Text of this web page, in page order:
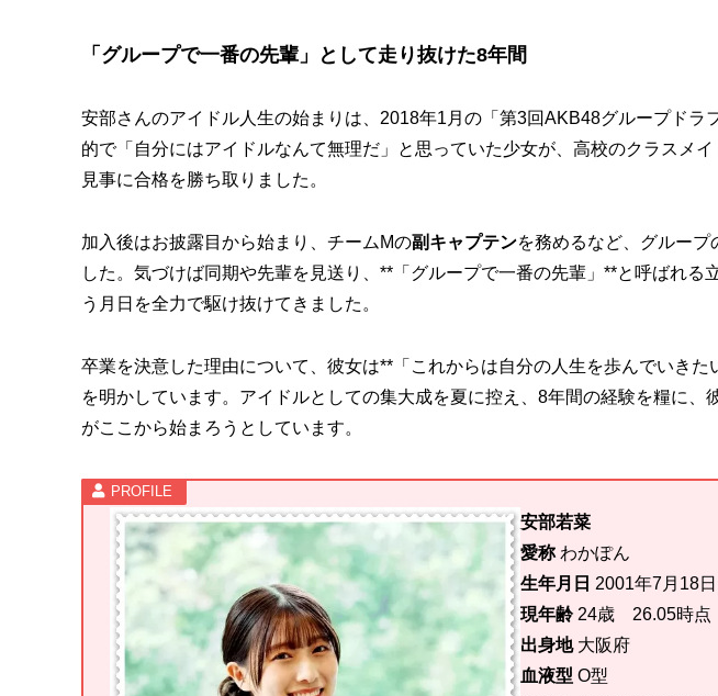
「グループで一番の先輩」として走り抜けた8年間
安部さんのアイドル人生の始まりは、2018年1月の「第3回AKB48グループドラ
的で「自分にはアイドルなんて無理だ」と思っていた少女が、高校のクラスメイ
見事に合格を勝ち取りました。
加入後はお披露目から始まり、チームMの副キャプテンを務めるなど、グループ
した。気づけば同期や先輩を見送り、**「グループで一番の先輩」**と呼ばれる
う月日を全力で駆け抜けてきました。
卒業を決意した理由について、彼女は**「これからは自分の人生を歩んでいきた
を明かしています。アイドルとしての集大成を夏に控え、8年間の経験を糧に、
がここから始まろうとしています。
安部若菜
愛称わかぽん
生年月日 2001年7月18日
現年齢 24歳 26.05時点
出身地大阪府
血液型 O型